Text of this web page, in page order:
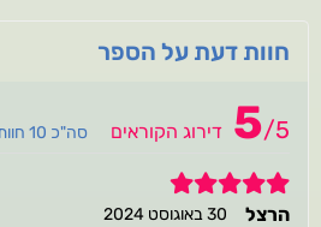
חוות דעת על הספר
5/5 דירוג הקוראים סה"כ 10 חוות דעת
5
הרצל
30 באוגוסט 2024